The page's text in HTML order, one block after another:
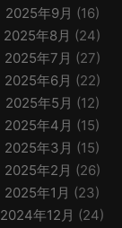
2025年9月 (16)
2025年8月 (24)
2025年7月 (27)
2025年6月 (22)
2025年5月 (12)
2025年4月 (15)
2025年3月 (15)
2025年2月 (26)
2025年1月 (23)
2024年12月 (24)